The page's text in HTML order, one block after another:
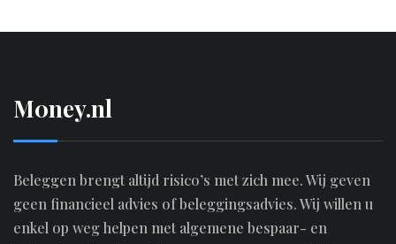
M0ney.nl
Beleggen brengt altijd risico’s met zich mee. Wij geven
geen financieel advies of beleggingsadvies. Wij willen u
enkel op weg helpen met algemene bespaar- en